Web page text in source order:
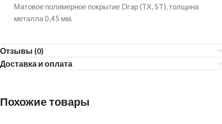
Матовое полимерное покрытие Drap (TX, ST), толщина
металла 0,45 мм.
Отзывы (0)
Доставка и оплата
Похожие товары